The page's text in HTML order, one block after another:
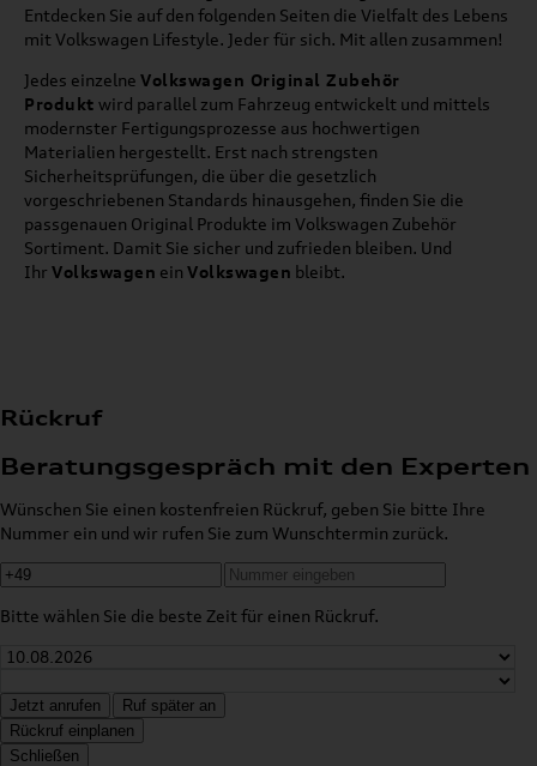
Entdecken Sie auf den folgenden Seiten die Vielfalt des Lebens
mit Volkswagen Lifestyle. Jeder für sich. Mit allen zusammen!
Jedes einzelne Volkswagen Original Zubehör
Produkt wird parallel zum Fahrzeug entwickelt und mittels
modernster Fertigungsprozesse aus hochwertigen
Materialien hergestellt. Erst nach strengsten
Sicherheitsprüfungen, die über die gesetzlich
vorgeschriebenen Standards hinausgehen, finden Sie die
passgenauen Original Produkte im Volkswagen Zubehör
Sortiment. Damit Sie sicher und zufrieden bleiben. Und
Ihr Volkswagen ein Volkswagen bleibt.
Rückruf
Beratungsgespräch mit den Experten
Wünschen Sie einen kostenfreien Rückruf, geben Sie bitte Ihre
Nummer ein und wir rufen Sie zum Wunschtermin zurück.
Bitte wählen Sie die beste Zeit für einen Rückruf.
Jetzt anrufen
Ruf später an
Rückruf einplanen
Schließen